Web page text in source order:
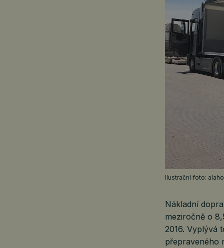
Ilustrační foto:
Nákladní
meziročně o
2016. Vyplývá
přepraveného